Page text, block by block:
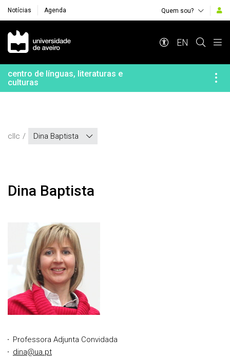
Notícias Agenda Quem sou?
Navegação Principal
EN
centro de línguas, literaturas e
culturas
cllc Dina Baptista
Dina Baptista
Professora Adjunta Convidada
dina@ua.pt